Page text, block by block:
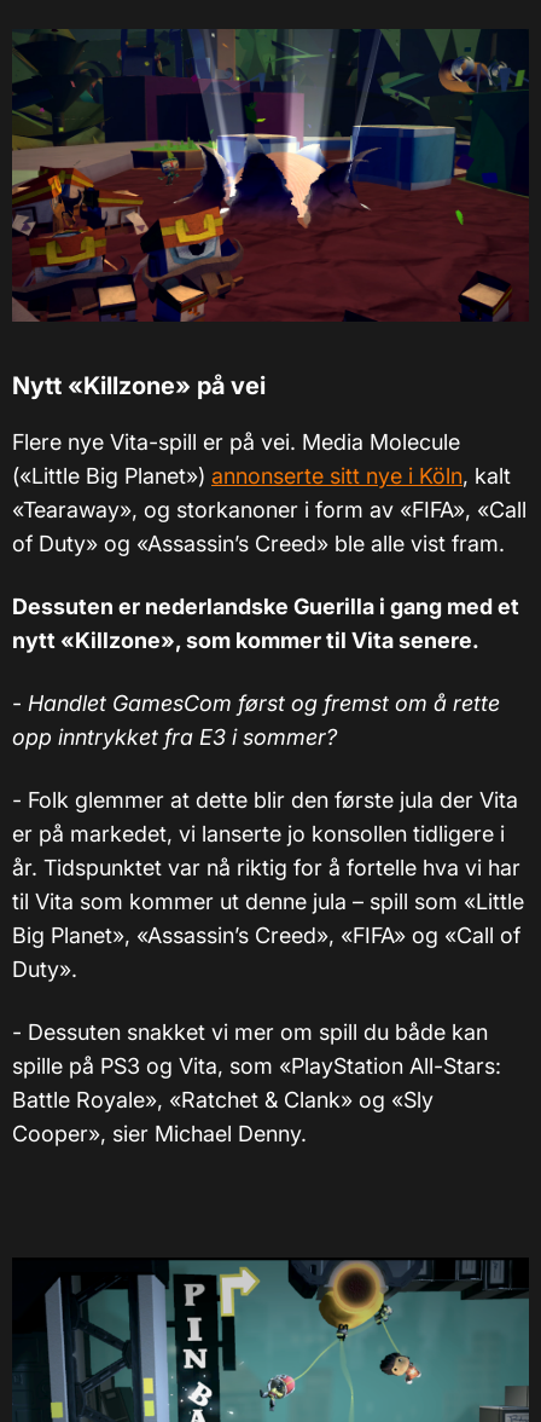
Nytt «Killzone» på vei
Flere nye Vita-spill er på vei. Media Molecule
(«Little Big Planet») annonserte sitt nye i Köln, kalt
«Tearaway», og storkanoner i form av «FIFA», «Call
of Duty» og «Assassin’s Creed» ble alle vist fram.
Dessuten er nederlandske Guerilla i gang med et
nytt «Killzone», som kommer til Vita senere.
- Handlet GamesCom først og fremst om å rette
opp inntrykket fra E3 i sommer?
- Folk glemmer at dette blir den første jula der Vita
er på markedet, vi lanserte jo konsollen tidligere i
år. Tidspunktet var nå riktig for å fortelle hva vi har
til Vita som kommer ut denne jula – spill som «Little
Big Planet», «Assassin’s Creed», «FIFA» og «Call of
Duty».
- Dessuten snakket vi mer om spill du både kan
spille på PS3 og Vita, som «PlayStation All-Stars:
Battle Royale», «Ratchet & Clank» og «Sly
Cooper», sier Michael Denny.